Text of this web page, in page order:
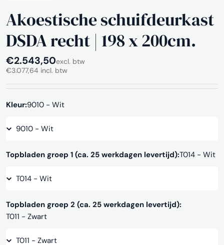
Akoestische schuifdeurkast
DSDA recht | 198 x 200cm.
Normale
prijs
€2.543,50excl. btw
€3.077,64 incl. btw
Kleur:9010 - Wit
Topbladen groep 1 (ca. 25 werkdagen levertijd):T014 - Wit
Topbladen groep 2 (ca. 25 werkdagen levertijd):
T011 - Zwart